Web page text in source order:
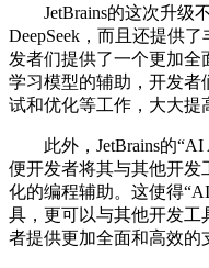
JetBrains的这次升级
DeepSeek，而且还提供
发者们提供了一个更加
学习模型的辅助，开发者
试和优化等工作，大大提
此外，JetBrains的“AI
便开发者将其与其他开发
化的编程辅助。这使得
具，更可以与其他开发工
者提供更加全面和高效的